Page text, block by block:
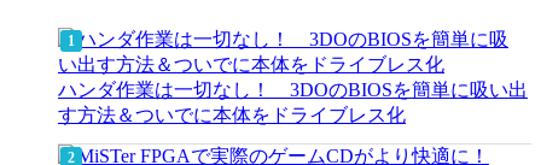
ハンダ作業は一切なし！ 3DOのBIOSを簡単に吸い出
す方法＆ついでに本体をドライブレス化